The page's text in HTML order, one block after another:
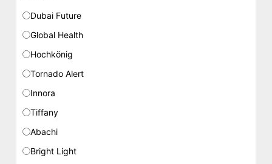
Dubai Future
Global Health
Hochkönig
Tornado Alert
Innora
Tiffany
Abachi
Bright Light